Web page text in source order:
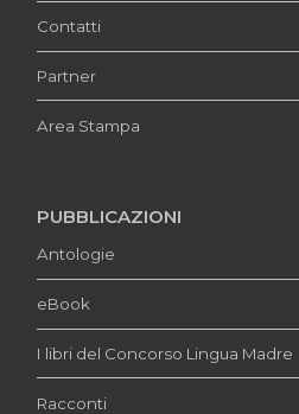
Contatti
Partner
Area Stampa
PUBBLICAZIONI
Antologie
eBook
I libri del Concorso Lingua Madre
Racconti